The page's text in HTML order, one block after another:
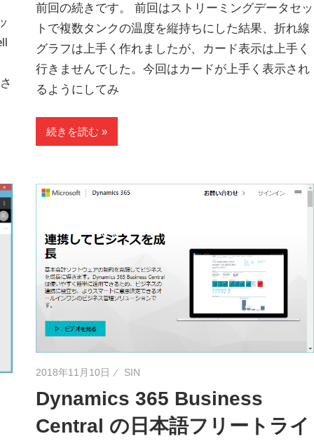
前回の続きです。 前回はストリーミングデータセッ
トで複数タンクの温度を縦持ちにした結果、折れ線
グラフは上手く作れましたが、カード表示は上手く
行きませんでした。今回はカードが上手く表示され
るようにしてみ
続きを読む
2018年11月10日 SIN
Dynamics 365 Business
Central の日本語フリートライ